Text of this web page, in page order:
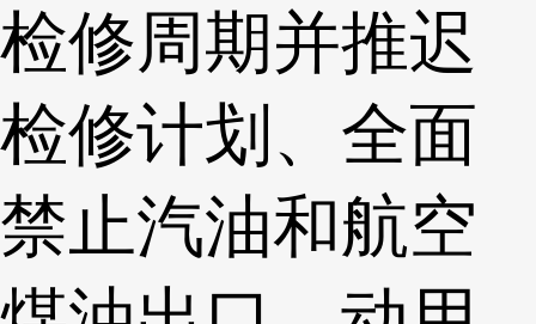
检修周期并推迟
检修计划、全面
禁止汽油和航空